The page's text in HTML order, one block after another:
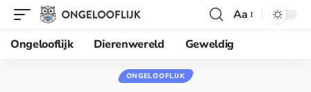
Aa
Ongelooflijk
Dierenwereld Geweldig
ONGELOOFLIJK